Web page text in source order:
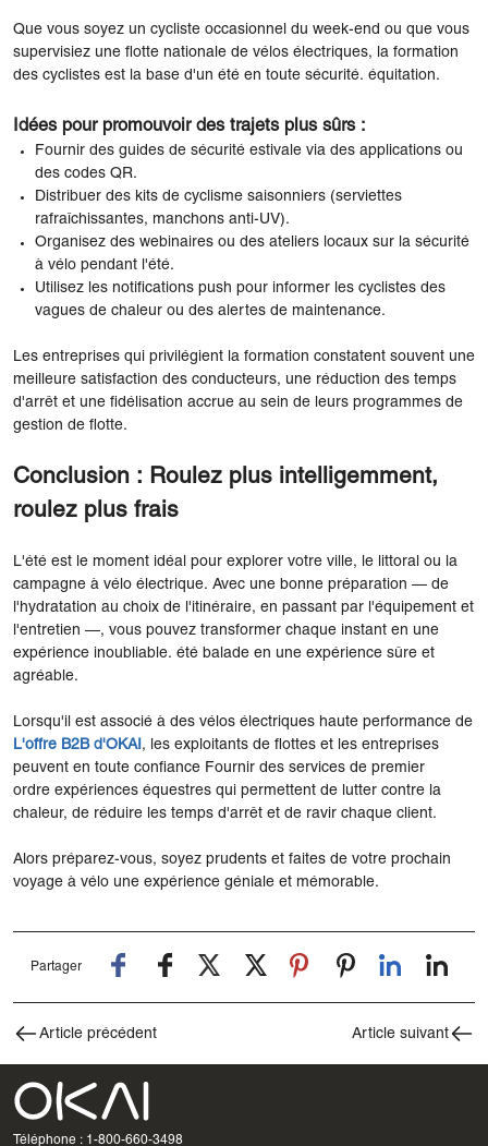
Que vous soyez un cycliste occasionnel du week-end ou que vous
supervisiez une flotte nationale de vélos électriques, la formation
des cyclistes est la base d'un été en toute sécurité. équitation.
Idées pour promouvoir des trajets plus sûrs :
Fournir des guides de sécurité estivale via des applications ou
des codes QR.
Distribuer des kits de cyclisme saisonniers (serviettes
rafraîchissantes, manchons anti-UV).
Organisez des webinaires ou des ateliers locaux sur la sécurité
à vélo pendant l'été.
Utilisez les notifications push pour informer les cyclistes des
vagues de chaleur ou des alertes de maintenance.
Les entreprises qui privilégient la formation constatent souvent une
meilleure satisfaction des conducteurs, une réduction des temps
d'arrêt et une fidélisation accrue au sein de leurs programmes de
gestion de flotte.
Conclusion : Roulez plus intelligemment,
roulez plus frais
L'été est le moment idéal pour explorer votre ville, le littoral ou la
campagne à vélo électrique. Avec une bonne préparation — de
l'hydratation au choix de l'itinéraire, en passant par l'équipement et
l'entretien —, vous pouvez transformer chaque instant en une
expérience inoubliable. été balade en une expérience sûre et
agréable.
Lorsqu'il est associé à des vélos électriques haute performance de
L'offre B2B d'OKAI , les exploitants de flottes et les entreprises
peuvent en toute confiance Fournir des services de premier
ordre expériences équestres qui permettent de lutter contre la
chaleur, de réduire les temps d'arrêt et de ravir chaque client.
Alors préparez-vous, soyez prudents et faites de votre prochain
voyage à vélo une expérience géniale et mémorable.
Partager
Article précédent Article suivant
Téléphone : 1-800-660-3498